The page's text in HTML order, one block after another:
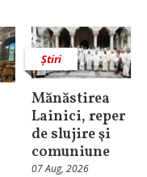
Știri
Mănăstirea
Lainici, reper
de slujire şi
comuniune
07 Aug, 2026